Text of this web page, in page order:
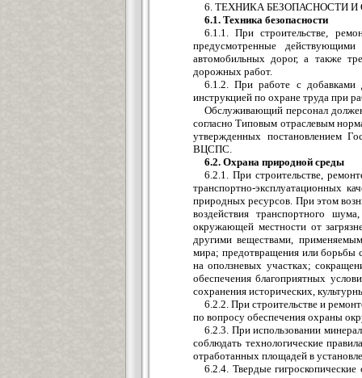
6. ТЕХНИКА БЕЗОПАСНОСТИ
6.1. Техника безопасности
6.1.1. При строительстве,
предусмотренные
автомобильных дорог, а также
дорожных работ.
6.1.2. При работе с добавками
инструкцией по охране труда при
Обслуживающий персонал
согласно Типовым отраслевым
утвержденных постановлением
ВЦСПС.
6.2. Охрана природной среды
6.2.1. При строительстве,
транспортно-эксплуатационных
природных ресурсов. При этом
воздействия транспортного
окружающей местности от
другими веществами,
мира; предотвращения или борьбы
на оползневых участках;
обеспечения благоприятных
сохранения исторических,
6.2.2. При строительстве и
по вопросу обеспечения охраны
6.2.3. При использовании
соблюдать технологические
отработанных площадей в
6.2.4. Твердые